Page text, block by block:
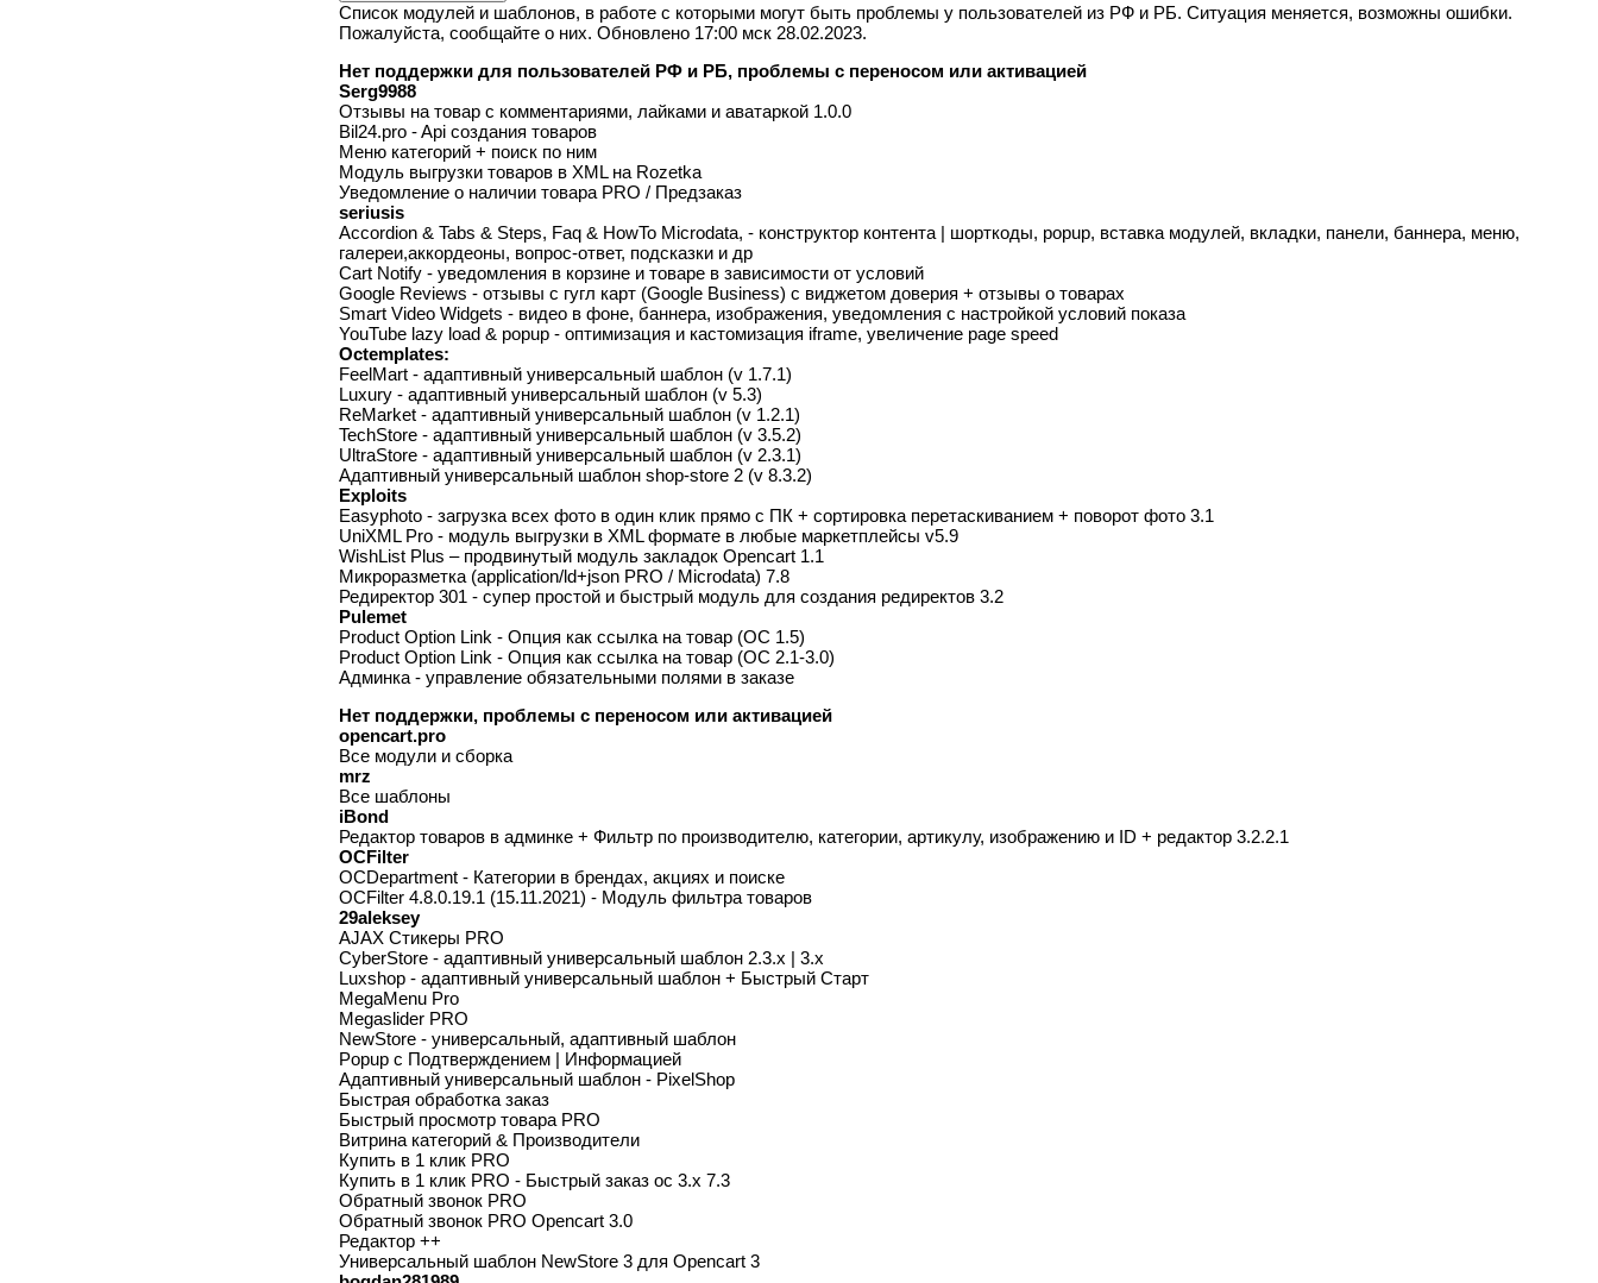
Список модулей и шаблонов, в работе с которыми могут быть проблемы у пользователей из РФ и РБ. Ситуация меняется, возможны ошибки.
Пожалуйста, сообщайте о них. Обновлено 17:00 мск 28.02.2023.
Нет поддержки для пользователей РФ и РБ, проблемы с переносом или активацией
Serg9988
Отзывы на товар с комментариями, лайками и аватаркой 1.0.0
Bil24.pro - Api создания товаров
Меню категорий + поиск по ним
Модуль выгрузки товаров в XML на Rozetka
Уведомление о наличии товара PRO / Предзаказ
seriusis
Accordion & Tabs & Steps, Faq & HowTo Microdata, - конструктор контента | шорткоды, popup, вставка модулей, вкладки, панели, баннера, меню,
галереи,аккордеоны, вопрос-ответ, подсказки и др
Cart Notify - уведомления в корзине и товаре в зависимости от условий
Google Reviews - отзывы с гугл карт (Google Business) с виджетом доверия + отзывы о товарах
Smart Video Widgets - видео в фоне, баннера, изображения, уведомления с настройкой условий показа
YouTube lazy load & popup - оптимизация и кастомизация iframe, увеличение page speed
Octemplates:
FeelMart - адаптивный универсальный шаблон (v 1.7.1)
Luxury - адаптивный универсальный шаблон (v 5.3)
ReMarket - адаптивный универсальный шаблон (v 1.2.1)
TechStore - адаптивный универсальный шаблон (v 3.5.2)
UltraStore - адаптивный универсальный шаблон (v 2.3.1)
Адаптивный универсальный шаблон shop-store 2 (v 8.3.2)
Exploits
Easyphoto - загрузка всех фото в один клик прямо с ПК + сортировка перетаскиванием + поворот фото 3.1
UniXML Pro - модуль выгрузки в XML формате в любые маркетплейсы v5.9
WishList Plus – продвинутый модуль закладок Opencart 1.1
Микроразметка (application/ld+json PRO / Microdata) 7.8
Редиректор 301 - супер простой и быстрый модуль для создания редиректов 3.2
Pulemet
Product Option Link - Опция как ссылка на товар (OC 1.5)
Product Option Link - Опция как ссылка на товар (OC 2.1-3.0)
Админка - управление обязательными полями в заказе
Нет поддержки, проблемы с переносом или активацией
opencart.pro
Все модули и сборка
mrz
Все шаблоны
iBond
Редактор товаров в админке + Фильтр по производителю, категории, артикулу, изображению и ID + редактор 3.2.2.1
OCFilter
OCDepartment - Категории в брендах, акциях и поиске
OCFilter 4.8.0.19.1 (15.11.2021) - Модуль фильтра товаров
29aleksey
AJAX Стикеры PRO
CyberStore - адаптивный универсальный шаблон 2.3.x | 3.x
Luxshop - адаптивный универсальный шаблон + Быстрый Старт
MegaMenu Pro
Megaslider PRO
NewStore - универсальный, адаптивный шаблон
Popup с Подтверждением | Информацией
Адаптивный универсальный шаблон - PixelShop
Быстрая обработка заказ
Быстрый просмотр товара PRO
Витрина категорий & Производители
Купить в 1 клик PRO
Купить в 1 клик PRO - Быстрый заказ oc 3.x 7.3
Обратный звонок PRO
Обратный звонок PRO Opencart 3.0
Редактор ++
Универсальный шаблон NewStore 3 для Opencart 3